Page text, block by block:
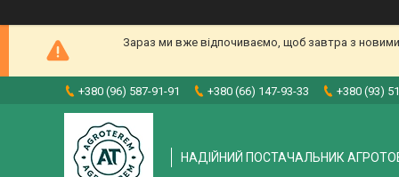
Зараз ми вже відпочиваємо, щоб завтра з
+380 (96) 587-91-91 +380 (66) 147-93-33 +380 (93)
НАДІЙНИЙ ПОСТАЧАЛЬНИК